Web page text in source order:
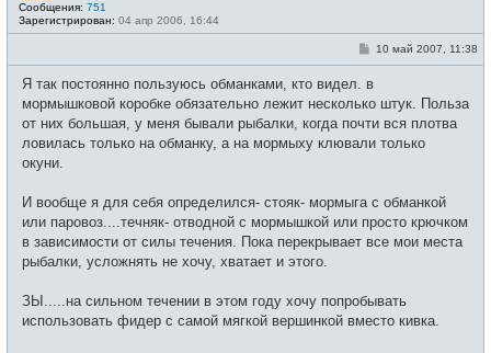
е
т
Сообщения: 751
Зарегистрирован: 04 апр 2006, 16:44
С
б
щ
н
и
10 май 2007, 11:38
Я так постоянно пользуюсь обманками, кто видел. в
мормышковой коробке обязательно лежит несколько штук. Польза
от них большая, у меня бывали рыбалки, когда почти вся плотва
ловилась только на обманку, а на мормыху клювали только
окуни.
И вообще я для себя определился- стояк- мормыга с обманкой
или паровоз....течняк- отводной с мормышкой или просто крючком
в зависимости от силы течения. Пока перекрывает все мои места
рыбалки, усложнять не хочу, хватает и этого.
ЗЫ.....на сильном течении в этом году хочу попробывать
использовать фидер с самой мягкой вершинкой вместо кивка.